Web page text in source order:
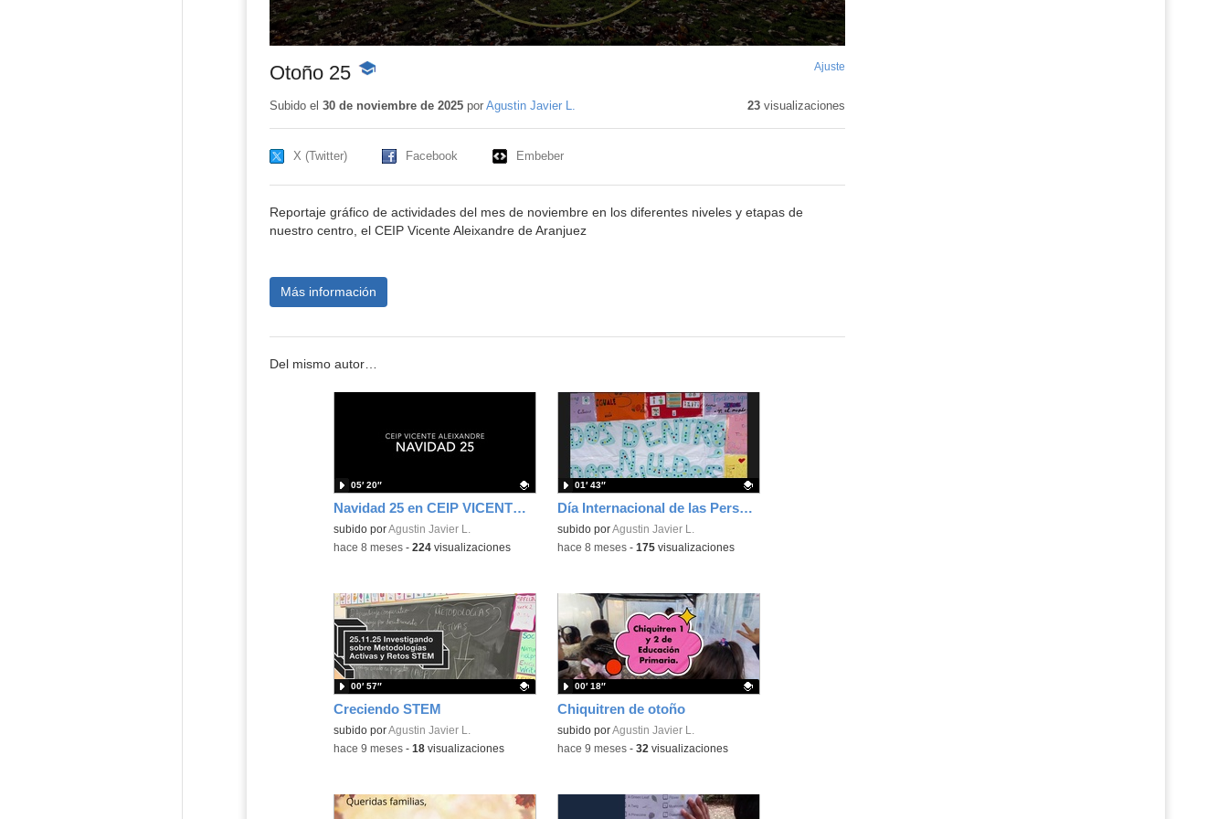
Otoño 25 -
educativo
Ajuste
Subido el 30 de noviembre de 2025por Agustin Javier L. 23visualizaciones
X (Twitter) Facebook Embeber
Reportaje gráfico de actividades del mes de noviembre en los diferentes niveles y etapas de
nuestro centro, el CEIP Vicente Aleixandre de Aranjuez
Más información
Del mismo autor…
Navidad 25 en CEIP VICENTE ALEIXANDRE, Aranjuez
Contenido educativo.
subido porAgustin Javier L.
05′ 20″
-hace 8 meses- 224visualizaciones
Día Internacional de las Personas con Diversidad Funcional 2025
Contenido educativo.
subido porAgustin Javier L.
01′ 43″
-hace 8 meses- 175visualizaciones
Creciendo STEM
Contenido educativo.
subido porAgustin Javier L.
00′ 57″
-hace 9 meses- 18visualizaciones
Chiquitren de otoño
Contenido educativo.
subido porAgustin Javier L.
00′ 18″
-hace 9 meses- 32 visualizaciones